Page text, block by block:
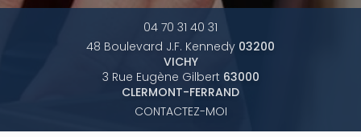
04 70 31 40 31
48 Boulevard J.F. Kennedy 03200
VICHY
3 Rue Eugène Gilbert 63000
CLERMONT-FERRAND
CONTACTEZ-MOI